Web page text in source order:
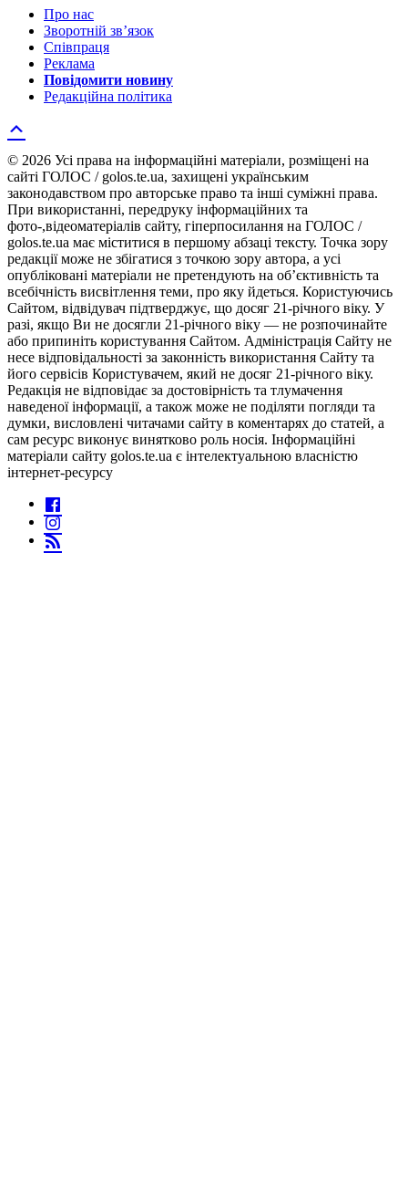
Про нас
Зворотній зв’язок
Співпраця
Реклама
Повідомити новину
Редакційна політика
© 2026 Усі права на інформаційні матеріали, розміщені на
сайті ГОЛОС / golos.te.ua, захищені українським
законодавством про авторське право та інші суміжні права.
При використанні, передруку інформаційних та
фото-,відеоматеріалів сайту, гіперпосилання на ГОЛОС /
golos.te.ua має міститися в першому абзаці тексту. Точка зору
редакції може не збігатися з точкою зору автора, а усі
опубліковані матеріали не претендують на об’єктивність та
всебічність висвітлення теми, про яку йдеться. Користуючись
Сайтом, відвідувач підтверджує, що досяг 21-річного віку. У
разі, якщо Ви не досягли 21-річного віку — не розпочинайте
або припиніть користування Сайтом. Адміністрація Сайту не
несе відповідальності за законність використання Сайту та
його сервісів Користувачем, який не досяг 21-річного віку.
Редакція не відповідає за достовірність та тлумачення
наведеної інформації, а також може не поділяти погляди та
думки, висловлені читачами сайту в коментарях до статей, а
сам ресурс виконує винятково роль носія. Інформаційні
матеріали сайту golos.te.ua є інтелектуальною власністю
інтернет-ресурсу